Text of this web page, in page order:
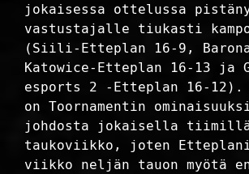
jokaisessa ottelussa
vastustajalle tiukasti
(Siili-Etteplan 16-9,
Katowice-Etteplan 16-13 ja
esports 2 -Etteplan 16-12).
on Toornamentin
johdosta jokaisella
taukoviikko, joten
viikko neljän tauon myötä